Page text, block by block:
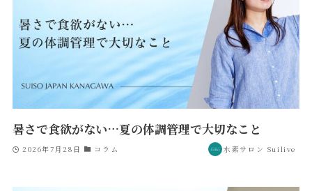
暑さで食欲がない…夏の体調管理で大切なこと
2026年7月28日 コラム 水素サロン Suilive